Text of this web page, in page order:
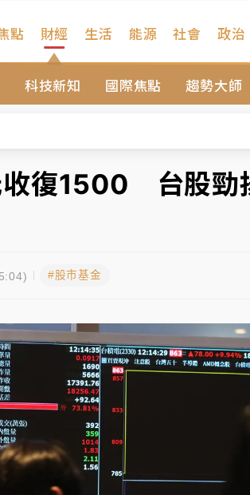
點 財經
科技新知 國際焦點 趨勢大師
生活 能源 社會 政治
板皆走弱
由曝光
展出延長至晚上7時
區曝
由曝光
區曝
收復1500 台股勁
#股市基金